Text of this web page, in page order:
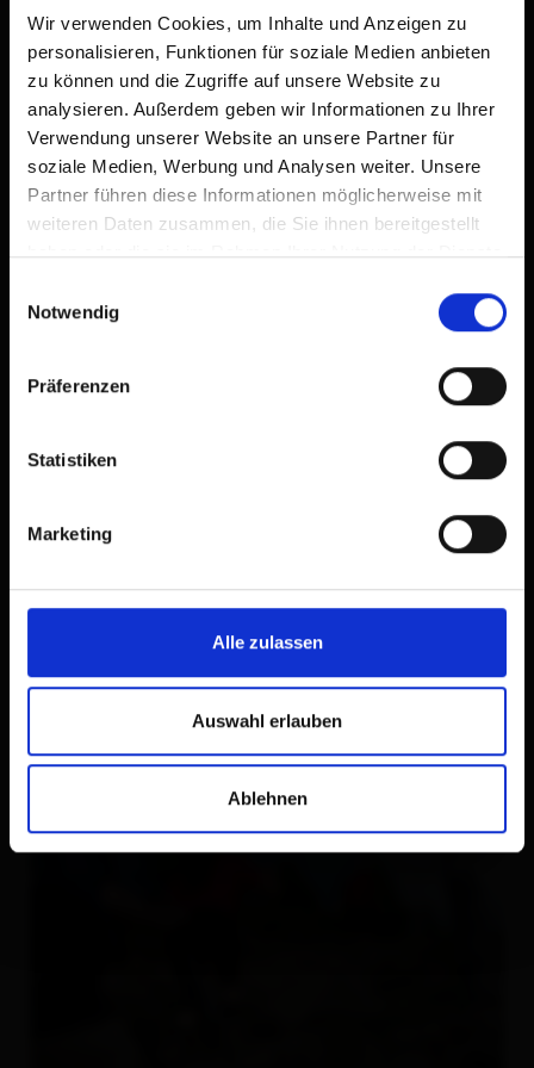
Wir verwenden Cookies, um Inhalte und Anzeigen zu
personalisieren, Funktionen für soziale Medien anbieten
zu können und die Zugriffe auf unsere Website zu
analysieren. Außerdem geben wir Informationen zu Ihrer
Verwendung unserer Website an unsere Partner für
soziale Medien, Werbung und Analysen weiter. Unsere
Partner führen diese Informationen möglicherweise mit
weiteren Daten zusammen, die Sie ihnen bereitgestellt
haben oder die sie im Rahmen Ihrer Nutzung der Dienste
Notwendig
Präferenzen
Statistiken
Marketing
Alle zulassen
Auswahl erlauben
Ablehnen